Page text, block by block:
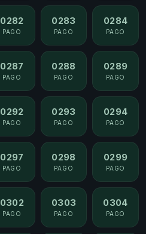
0282
PAGO
0283
PAGO
0284
PAGO
0287
PAGO
0288
PAGO
0289
PAGO
0292
PAGO
0293
PAGO
0294
PAGO
0297
PAGO
0298
PAGO
0299
PAGO
0302
PAGO
0303
PAGO
0304
PAGO